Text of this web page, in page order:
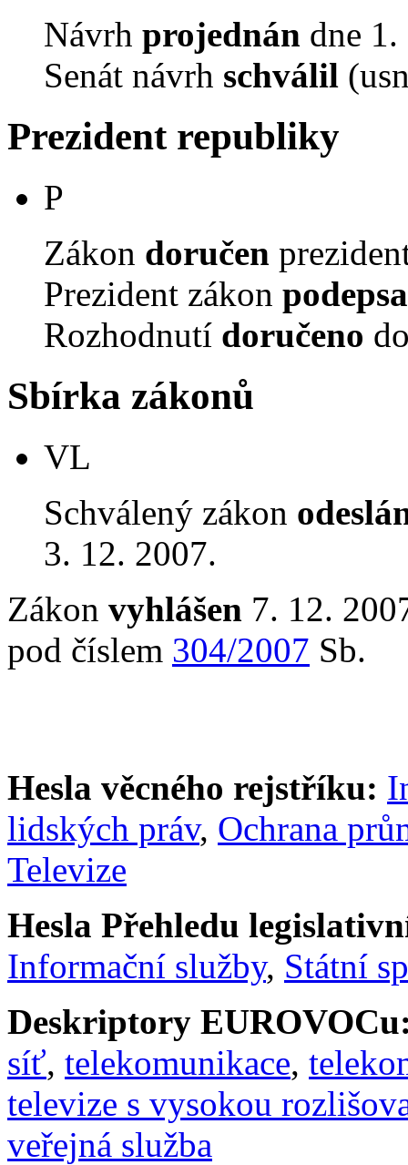
Návrh projednán dne
Senát návrh schválil
Prezident republiky
P
Zákon doručen
Prezident zákon
Rozhodnutí doručeno
Sbírka zákonů
VL
Schválený zákon
3. 12. 2007.
Zákon vyhlášen 7. 12.
pod číslem 304/2007 Sb.
Hesla věcného rejstříku:
lidských práv, Ochrana
Televize
Hesla Přehledu
Informační služby, Státní
Deskriptory
síť, telekomunikace,
televize s vysokou
veřejná služba